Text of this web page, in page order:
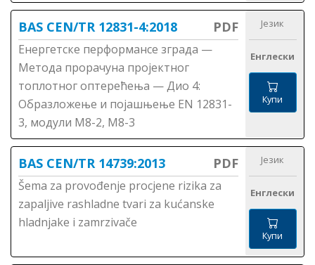
BAS CEN/TR 12831-4:2018 PDF
Енергетске перформансе зграда —
Метода прорачунa пројектног
топлотног оптерећења — Дио 4:
Образложење и појашњење ЕN 12831-
3, модули М8-2, М8-3
Језик
Енглески
Купи
BAS CEN/TR 14739:2013 PDF
Šema za provođenje procjene rizika za
zapaljive rashladne tvari za kućanske
hladnjake i zamrzivače
Језик
Енглески
Купи